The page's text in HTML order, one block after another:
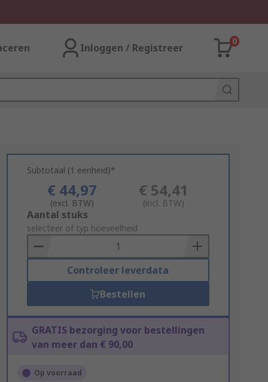
Inloggen / Registreer
0
Subtotaal (1 eenheid)*
€ 44,97
(excl. BTW)
€ 54,41
(incl. BTW)
Add
to
Basket
Aantal stuks
selecteer of typ hoeveelheid
Controleer leverdata
Bestellen
GRATIS bezorging voor bestellingen
van meer dan € 90,00
Op voorraad